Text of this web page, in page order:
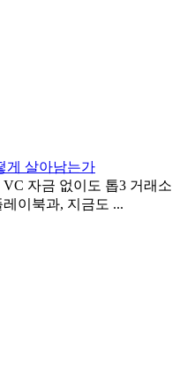
게 살아남는가
자금 없이도 톱3 거래소
이북과, 지금도 ...